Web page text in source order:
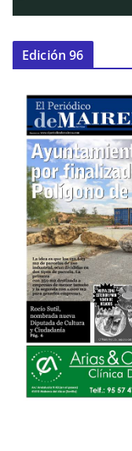
Edición 96